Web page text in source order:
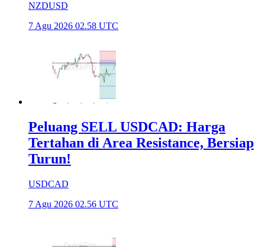
NZDUSD
7 Agu 2026 02.58 UTC
Peluang SELL USDCAD: Harga
Tertahan di Area Resistance, Bersiap
Turun!
USDCAD
7 Agu 2026 02.56 UTC